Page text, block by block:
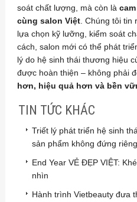
soát chất lượng, mà còn là
cùng salon Việt. Chúng tôi tin
lựa chọn kỹ lưỡng, kiểm soát
cách, salon mới có thể phát
lý do hệ sinh thái thương hiệu
được hoàn thiện – không phải
hơn, hiệu quả hơn và bền
TIN TỨC KHÁC
Triết lý phát triển hệ sinh
sản phẩm không đứng
End Year VẺ ĐẸP VIỆT:
nhìn
Hành trình Vietbeauty đưa